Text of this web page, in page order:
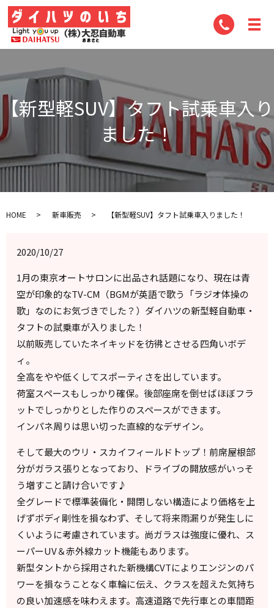
【新型軽SUV】タフト試乗車入り
ました！
HOME 新車販売 【新型軽SUV】タフト試乗車入りました！
2020/10/27
1月の東京オートサロンに出品され話題になり、現在は青
空が印象的なTV-CM（BGMが英語で歌う「ラジオ体操の
歌」なのにお気づきでした？）ダイハツの新型軽自動車・
タフトの試乗車が入りました！
以前販売していたネイキッドを彷彿とさせる四角いボデ
ィ。
全高をやや低くしてスポーティさを出しています。
荷室スペースもしっかり確保。後部座席を倒せばほぼフラ
ットでしっかりとした作りのスペースができます。
インパネ周りは思い切った直線的なデザイン。
そして最大のウリ・スカイフィールドトップ！前席屋根部
分がガラス張りとなっており、ドライブの開放感がいっそ
う増すこと請け合いです♪
全グレードで標準装備化・開閉しない構造により価格を上
げずボディ剛性を損なわず、そして将来雨漏りが発生しに
くいように考慮されています。尚ガラスは強度に優れ、ス
ーパーUV＆赤外線カット機能もあります。
新型タントから採用された新機構CVTによりエンジンのパ
ワーを損なうことなく車輪に伝え、クラスを超えた気持ち
の良い加速感を味わえます。高速道路で先行車との車間距